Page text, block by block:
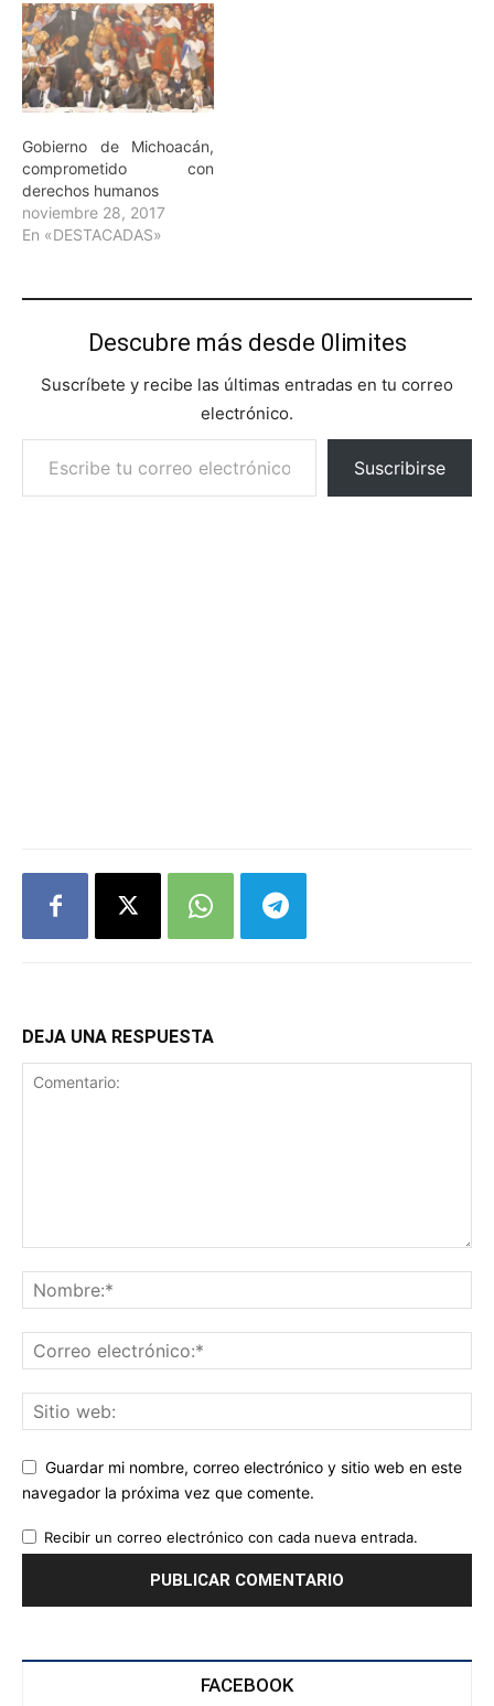
Gobierno de Michoacán,
comprometido con
derechos humanos
noviembre 28, 2017
En «DESTACADAS»
Descubre más desde 0limites
Suscríbete y recibe las últimas entradas en tu correo
electrónico.
Escribe tu correo electrónico…
Suscribirse
DEJA UNA RESPUESTA
Guardar mi nombre, correo electrónico y sitio web en este
navegador la próxima vez que comente.
Recibir un correo electrónico con cada nueva entrada.
FACEBOOK